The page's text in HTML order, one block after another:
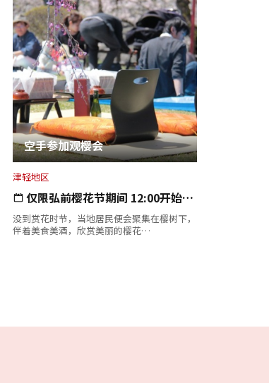
空手参加观樱会
津轻地区
仅限弘前樱花节期间 12:00开始…
没到赏花时节，当地居民便会聚集在樱树下，
伴着美食美酒，欣赏美丽的樱花…